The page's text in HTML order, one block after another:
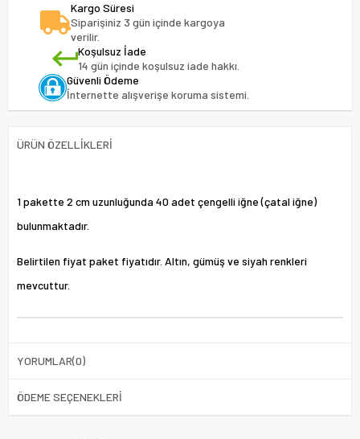
Kargo Süresi
Siparişiniz 3 gün içinde kargoya
verilir.
Koşulsuz İade
14 gün içinde koşulsuz iade hakkı.
Güvenli Ödeme
İnternette alışverişe koruma sistemi.
ÜRÜN ÖZELLIKLERI
1 pakette 2 cm uzunluğunda 40 adet çengelli iğne (çatal iğne)
bulunmaktadır.
Belirtilen fiyat paket fiyatıdır. Altın, gümüş ve siyah renkleri
mevcuttur.
YORUMLAR(0)
ÖDEME SEÇENEKLERI